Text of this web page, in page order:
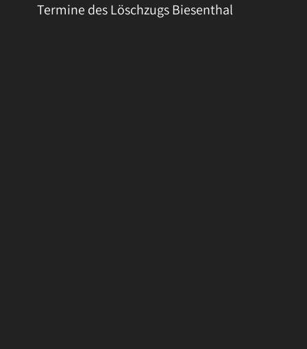
Termine des Löschzugs Biesenthal